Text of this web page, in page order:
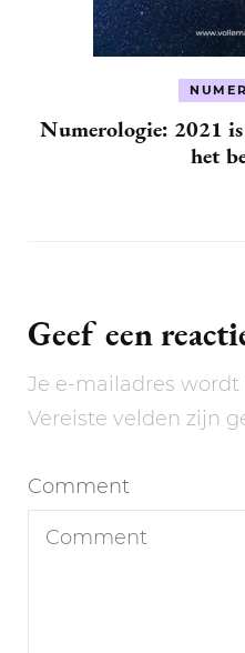
Numerologie: 2021
het
Geef een
Je e-mailadres
Vereiste velden zijn
Comment